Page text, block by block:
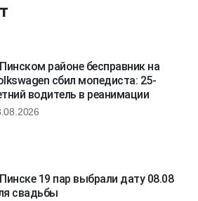
районе бесправник на
сбил мопедиста: 25-
водитель в реанимации
19 пар выбрали дату 08.08
свадьбы